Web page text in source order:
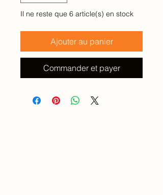
Il ne reste que 6 article(s) en stock
Ajouter au panier
Commander et payer